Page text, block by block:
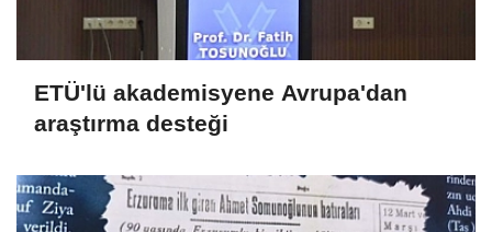
ETÜ'lü akademisyene Avrupa'dan
araştırma desteği